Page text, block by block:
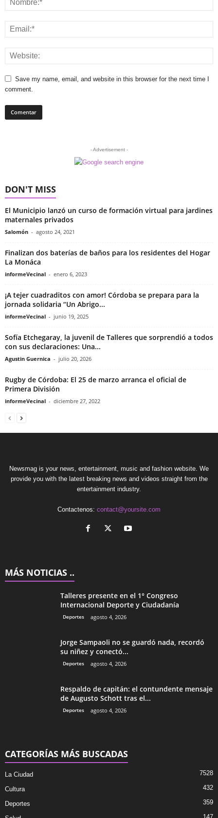
Save my name, email, and website in this browser for the next time I
comment.
- Advertisement -
DON'T MISS
El Municipio lanzó un curso de formación virtual para jardines
maternales privados
Salomón - agosto 24, 2021
Finalizan dos baterías de baños para los residentes del Hogar
La Monáca
informeVecinal - enero 6, 2023
¡A tejer cuadraditos con amor! Córdoba se prepara para la
jornada solidaria “Un Abrigo...
informeVecinal - junio 19, 2025
Sofía Etchegaray, la juvenil de Talleres que sorprendió a todos
con sus declaraciones: Una...
Agustin Guernica - julio 20, 2026
Rugby de Córdoba: El 25 de marzo arranca el oficial de
Primera División
informeVecinal - diciembre 27, 2022
Newsmag is your news, entertainment, music and fashion website. We
provide you with the latest breaking news and videos straight from the
entertainment industry.
Contactenos: contact@yoursite.com
MÁS NOTICIAS ..
Talleres presente en el 1° Congreso
Internacional Deporte y Ciudadanía
Deportes agosto 4, 2026
Jorge Sampaoli no se guardó nada, recordó
su niñez y conectó...
Deportes agosto 4, 2026
Respaldo de capitán: el contundente mensaje
de Augusto Schott tras el...
Deportes agosto 4, 2026
CATEGORÍAS MÁS BUSCADAS
La Ciudad 7528
Cultura 432
Deportes 359